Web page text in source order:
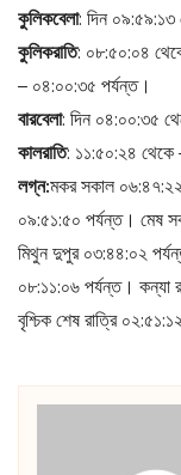
কুলিকবেলা: দিন
কুলিকরাতি: ০৮:৫০:০৪
– ০৪:০০:৩৫ পর্যন্ত।
বারবেলা: দিন ০৪:০০:৩৫
কালরাতি: ১১:৫০:২৪ থেকে
লগ্ন:মকর সকাল
০৯:৫১:৫০ পর্যন্ত। মেষ
মিথুন দুপুর ০৩:৪৪:০২
০৮:১১:০৬ পর্যন্ত। কন্যা
বৃশ্চিক শেষ রাত্রি